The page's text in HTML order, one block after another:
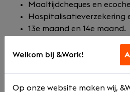
Maaltijdcheques en
Hospitalisatieverzekering
13e maand en 14e maand.
het resultaat.
20 wettelijke verlofdagen.
Laptop.
Welkom bij &Work!
Op onze website maken wij,